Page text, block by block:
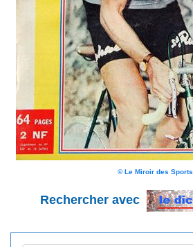
© Le Miroir des Sports
Rechercher avec